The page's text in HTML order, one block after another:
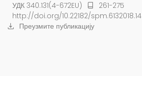
УДК 340.131(4-672EU)
261-275
http://doi.org/10.22182/spm.6132018.14
Преузмите публикацију